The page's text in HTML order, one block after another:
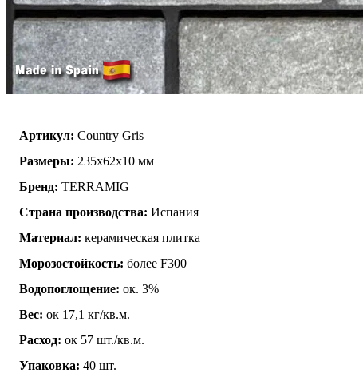
Артикул: Country Gris
Размеры: 235x62x10 мм
Бренд: TERRAMIG
Страна производства: Испания
Материал: керамическая плитка
Морозостойкость: более F300
Водопоглощение: ок. 3%
Вес: ок 17,1 кг/кв.м.
Расход: ок 57 шт./кв.м.
Упаковка: 40 шт.